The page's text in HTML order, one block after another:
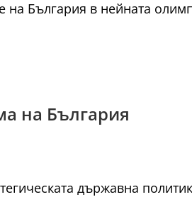
на България в нейната
на България
държавна